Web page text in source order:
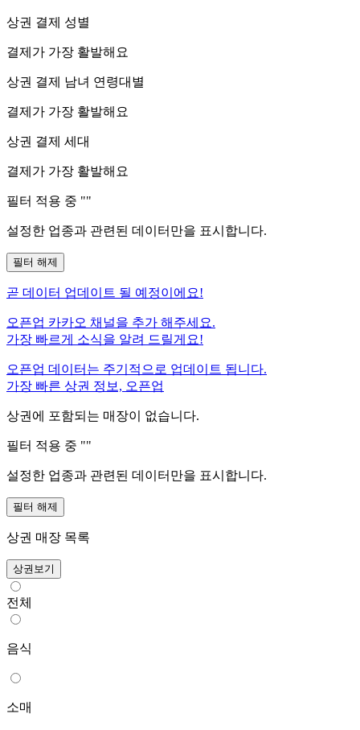
상권 결제 성별
결제가 가장 활발해요
상권 결제 남녀 연령대별
결제가 가장 활발해요
상권 결제 세대
결제가 가장 활발해요
필터 적용 중 ""
설정한 업종과 관련된 데이터만을 표시합니다.
필터 해제
곧 데이터 업데이트 될 예정이에요!
오픈업 카카오 채널을 추가 해주세요.
가장 빠르게 소식을 알려 드릴게요!
오픈업 데이터는 주기적으로 업데이트 됩니다.
가장 빠른 상권 정보, 오픈업
상권에 포함되는 매장이 없습니다.
필터 적용 중 ""
설정한 업종과 관련된 데이터만을 표시합니다.
필터 해제
상권 매장 목록
상권보기
전체
음식
소매